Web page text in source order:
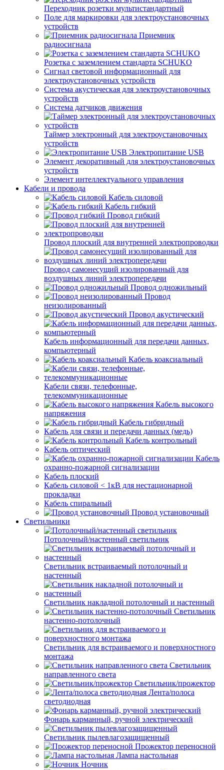
Переходник розетки мультистандартный
Поле для маркировки для электроустановочных
устройств
Приемник
радиосигнала
Розетка с заземлением стандарта SCHUKO
Сигнал световой информационный для
электроустановочных устройств
Система акустическая для электроустановочных
устройств
Система датчиков движения
Таймер электронный для электроустановочных
устройств
Электропитание USB
Элемент декоративный для электроустановочных
устройств
Элемент интеллектуального управления
Кабели и провода
Кабель силовой
Кабель гибкий
Провод гибкий
Провод плоский для внутренней электропроводки
Провод самонесущий изолированный для
воздушных линий электропередачи
Провод одножильный
Провод
неизолированный
Провод акустический
Кабель информационный для передачи данных,
компьютерный
Кабель коаксиальный
Кабели связи, телефонные,
телекоммуникационные
Кабель высокого
напряжения
Кабель гибридный
Кабель для связи и передачи данных (медь)
Кабель контрольный
Кабель оптический
Кабель
охранно-пожарной сигнализации
Кабель плоский
Кабель силовой < 1кВ для нестационарной
прокладки
Кабель спиральный
Провод установочный
Светильники
Потолочный/настенный светильник
Светильник встраиваемый потолочный и
настенный
Светильник накладной потолочный и настенный
Светильник
настенно-потолочный
Светильник для встраиваемого и поверхностного
монтажа
Светильник
направленного света
Светильник/прожектор
Лента/полоса
светодиодная
Фонарь карманный, ручной электрический
Светильник пылевлагозащищенный
Прожектор переносной
Лампа настольная
Ночник